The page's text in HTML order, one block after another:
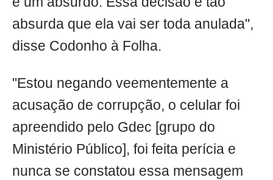
absurda que ela vai ser toda anulada",
disse Codonho à Folha.
"Estou negando veementemente a
acusação de corrupção, o celular foi
apreendido pelo Gdec [grupo do
Ministério Público], foi feita perícia e
nunca se constatou essa mensagem